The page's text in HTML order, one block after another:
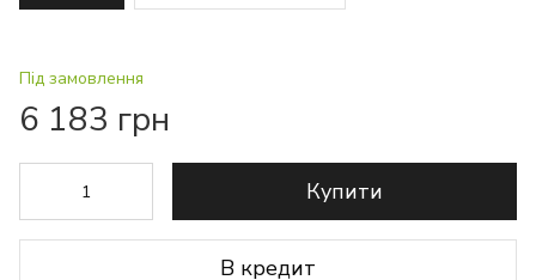
Під замовлення
6 183 грн
Купити
В кредит